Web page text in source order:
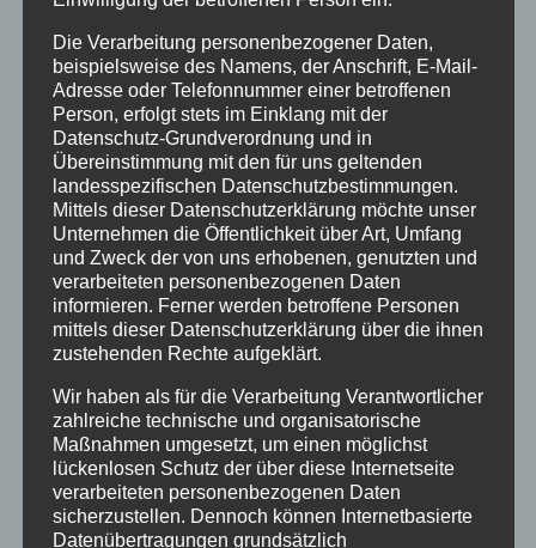
Ferienzimmer 6
Verfügbarkeiten
Online Buchung
Blog
Kontakt
FAQs
Reise Versicherung
Impressum
Die Verarbeitung personenbezogener Daten,
beispielsweise des Namens, der Anschrift, E-Mail-
Adresse oder Telefonnummer einer betroffenen
Person, erfolgt stets im Einklang mit der
Datenschutz-Grundverordnung und in
Übereinstimmung mit den für uns geltenden
landesspezifischen Datenschutzbestimmungen.
Mittels dieser Datenschutzerklärung möchte unser
Unternehmen die Öffentlichkeit über Art, Umfang
und Zweck der von uns erhobenen, genutzten und
verarbeiteten personenbezogenen Daten
informieren. Ferner werden betroffene Personen
mittels dieser Datenschutzerklärung über die ihnen
zustehenden Rechte aufgeklärt.
Wir haben als für die Verarbeitung Verantwortlicher
zahlreiche technische und organisatorische
Maßnahmen umgesetzt, um einen möglichst
lückenlosen Schutz der über diese Internetseite
verarbeiteten personenbezogenen Daten
sicherzustellen. Dennoch können Internetbasierte
Datenübertragungen grundsätzlich